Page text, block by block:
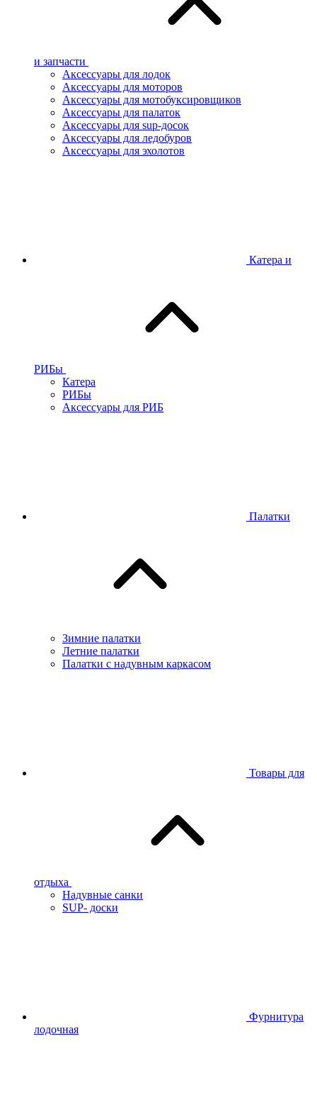
и запчасти
Аксессуары для лодок
Аксессуары для моторов
Аксессуары для мотобуксировщиков
Аксессуары для палаток
Аксессуары для sup-досок
Аксессуары для ледобуров
Аксессуары для эхолотов
Катера и
РИБы
Катера
РИБы
Аксессуары для РИБ
Палатки
Зимние палатки
Летние палатки
Палатки с надувным каркасом
Товары для
отдыха
Надувные санки
SUP- доски
Фурнитура
лодочная